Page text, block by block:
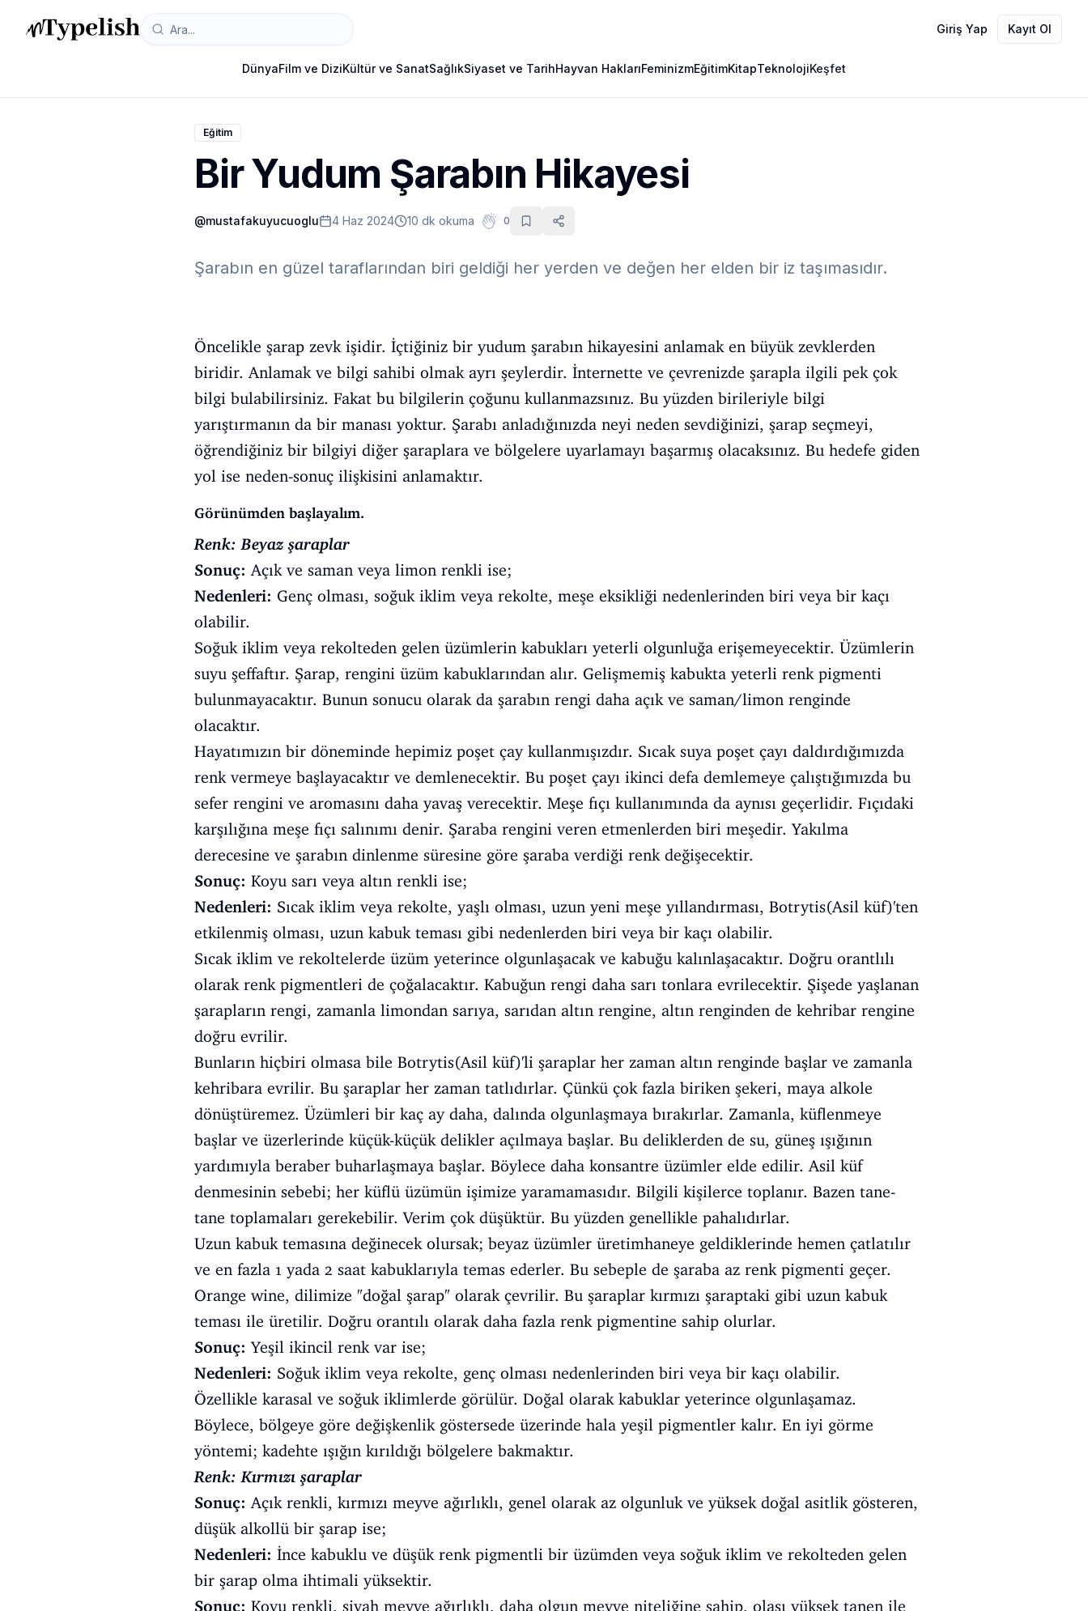
Giriş Yap Kayıt Ol
DünyaFilm ve DiziKültür ve SanatSağlıkSiyaset ve TarihHayvan HaklarıFeminizmEğitimKitapTeknolojiKeşfet
Eğitim
Bir Yudum Şarabın Hikayesi
@mustafakuyucuoglu 4 Haz 2024 10 dk okuma 0
Şarabın en güzel taraflarından biri geldiği her yerden ve değen her elden bir iz taşımasıdır.
Öncelikle şarap zevk işidir. İçtiğiniz bir yudum şarabın hikayesini anlamak en büyük zevklerden
biridir. Anlamak ve bilgi sahibi olmak ayrı şeylerdir. İnternette ve çevrenizde şarapla ilgili pek çok
bilgi bulabilirsiniz. Fakat bu bilgilerin çoğunu kullanmazsınız. Bu yüzden birileriyle bilgi
yarıştırmanın da bir manası yoktur. Şarabı anladığınızda neyi neden sevdiğinizi, şarap seçmeyi,
öğrendiğiniz bir bilgiyi diğer şaraplara ve bölgelere uyarlamayı başarmış olacaksınız. Bu hedefe giden
yol ise neden-sonuç ilişkisini anlamaktır.
Görünümden başlayalım.
Renk: Beyaz şaraplar
Sonuç: Açık ve saman veya limon renkli ise;
Nedenleri: Genç olması, soğuk iklim veya rekolte, meşe eksikliği nedenlerinden biri veya bir kaçı
olabilir.
Soğuk iklim veya rekolteden gelen üzümlerin kabukları yeterli olgunluğa erişemeyecektir. Üzümlerin
suyu şeffaftır. Şarap, rengini üzüm kabuklarından alır. Gelişmemiş kabukta yeterli renk pigmenti
bulunmayacaktır. Bunun sonucu olarak da şarabın rengi daha açık ve saman/limon renginde
olacaktır.
Hayatımızın bir döneminde hepimiz poşet çay kullanmışızdır. Sıcak suya poşet çayı daldırdığımızda
renk vermeye başlayacaktır ve demlenecektir. Bu poşet çayı ikinci defa demlemeye çalıştığımızda bu
sefer rengini ve aromasını daha yavaş verecektir. Meşe fıçı kullanımında da aynısı geçerlidir. Fıçıdaki
karşılığına meşe fıçı salınımı denir. Şaraba rengini veren etmenlerden biri meşedir. Yakılma
derecesine ve şarabın dinlenme süresine göre şaraba verdiği renk değişecektir.
Sonuç: Koyu sarı veya altın renkli ise;
Nedenleri: Sıcak iklim veya rekolte, yaşlı olması, uzun yeni meşe yıllandırması, Botrytis(Asil küf)'ten
etkilenmiş olması, uzun kabuk teması gibi nedenlerden biri veya bir kaçı olabilir.
Sıcak iklim ve rekoltelerde üzüm yeterince olgunlaşacak ve kabuğu kalınlaşacaktır. Doğru orantlılı
olarak renk pigmentleri de çoğalacaktır. Kabuğun rengi daha sarı tonlara evrilecektir. Şişede yaşlanan
şarapların rengi, zamanla limondan sarıya, sarıdan altın rengine, altın renginden de kehribar rengine
doğru evrilir.
Bunların hiçbiri olmasa bile Botrytis(Asil küf)'li şaraplar her zaman altın renginde başlar ve zamanla
kehribara evrilir. Bu şaraplar her zaman tatlıdırlar. Çünkü çok fazla biriken şekeri, maya alkole
dönüştüremez. Üzümleri bir kaç ay daha, dalında olgunlaşmaya bırakırlar. Zamanla, küflenmeye
başlar ve üzerlerinde küçük-küçük delikler açılmaya başlar. Bu deliklerden de su, güneş ışığının
yardımıyla beraber buharlaşmaya başlar. Böylece daha konsantre üzümler elde edilir. Asil küf
denmesinin sebebi; her küflü üzümün işimize yaramamasıdır. Bilgili kişilerce toplanır. Bazen tane-
tane toplamaları gerekebilir. Verim çok düşüktür. Bu yüzden genellikle pahalıdırlar.
Uzun kabuk temasına değinecek olursak; beyaz üzümler üretimhaneye geldiklerinde hemen çatlatılır
ve en fazla 1 yada 2 saat kabuklarıyla temas ederler. Bu sebeple de şaraba az renk pigmenti geçer.
Orange wine, dilimize "doğal şarap" olarak çevrilir. Bu şaraplar kırmızı şaraptaki gibi uzun kabuk
teması ile üretilir. Doğru orantılı olarak daha fazla renk pigmentine sahip olurlar.
Sonuç: Yeşil ikincil renk var ise;
Nedenleri: Soğuk iklim veya rekolte, genç olması nedenlerinden biri veya bir kaçı olabilir.
Özellikle karasal ve soğuk iklimlerde görülür. Doğal olarak kabuklar yeterince olgunlaşamaz.
Böylece, bölgeye göre değişkenlik göstersede üzerinde hala yeşil pigmentler kalır. En iyi görme
yöntemi; kadehte ışığın kırıldığı bölgelere bakmaktır.
Renk: Kırmızı şaraplar
Sonuç: Açık renkli, kırmızı meyve ağırlıklı, genel olarak az olgunluk ve yüksek doğal asitlik gösteren,
düşük alkollü bir şarap ise;
Nedenleri: İnce kabuklu ve düşük renk pigmentli bir üzümden veya soğuk iklim ve rekolteden gelen
bir şarap olma ihtimali yüksektir.
Sonuç: Koyu renkli, siyah meyve ağırlıklı, daha olgun meyve niteliğine sahip, olası yüksek tanen ile